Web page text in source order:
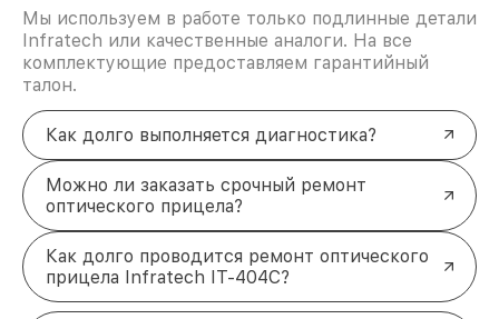
Мы используем в работе только подлинные детали
Infratech или качественные аналоги. На все
комплектующие предоставляем гарантийный
талон.
Как долго выполняется диагностика?
Можно ли заказать срочный ремонт
оптического прицела?
Как долго проводится ремонт оптического
прицела Infratech IT-404C?